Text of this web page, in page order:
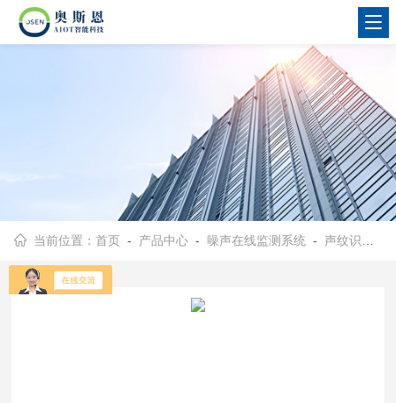
当前位置：首页 - 产品中心 - 噪声在线监测系统 -声纹识别系统